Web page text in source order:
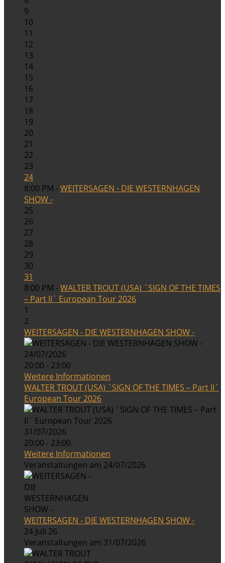
9
10
11
12
13
14
15
16
17
18
19
20
21
22
23
24
8:00 PM -WEITERSAGEN - DIE WESTERNHAGEN
SHOW -
25
26
27
28
29
30
31
8:00 PM -WALTER TROUT (USA) `SIGN OF THE TIMES
– Part II` European Tour 2026
1
2
WEITERSAGEN - DIE WESTERNHAGEN SHOW -
24/07/2026
20:00 - 23:00
Weitere Informationen
WALTER TROUT (USA) `SIGN OF THE TIMES – Part II`
European Tour 2026
31/07/2026
20:00 - 23:00
Weitere Informationen
Veranstaltungen am 24/07/2026
WEITERSAGEN - DIE WESTERNHAGEN SHOW -
24 Juli 26
Veranstaltungen am 31/07/2026